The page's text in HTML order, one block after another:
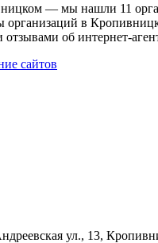
— мы нашли 11
организаций в
об интернет-
сайтов
ул., 13,